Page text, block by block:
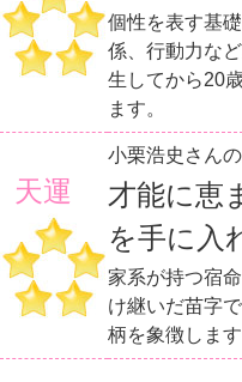
個性を表す基
係、行動力な
生してから20
ます。
天運
小栗浩史さん
才能に恵
を手に入
家系が持つ宿
け継いだ苗字
柄を象徴します